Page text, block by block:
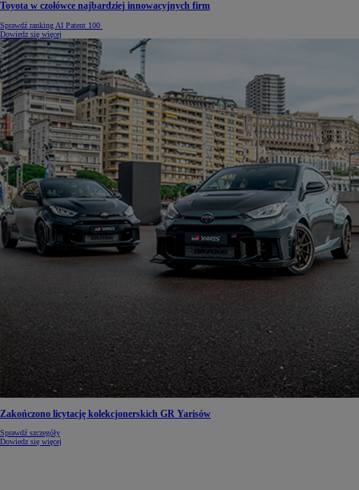
Toyota w czołówce najbardziej innowacyjnych firm
Sprawdź ranking AI Patent 100
Dowiedz się więcej
Zakończono licytację kolekcjonerskich GR Yarisów
Sprawdź szczegóły
Dowiedz się więcej